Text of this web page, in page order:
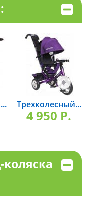
Трехколесный...
4 950 P.